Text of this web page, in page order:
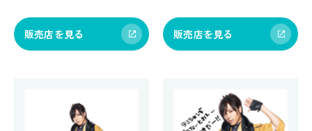
販売店を見る 販売店を見る